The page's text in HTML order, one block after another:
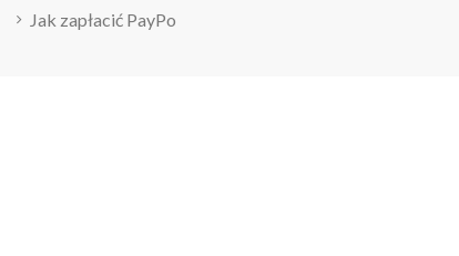
Jak zapłacić PayPo